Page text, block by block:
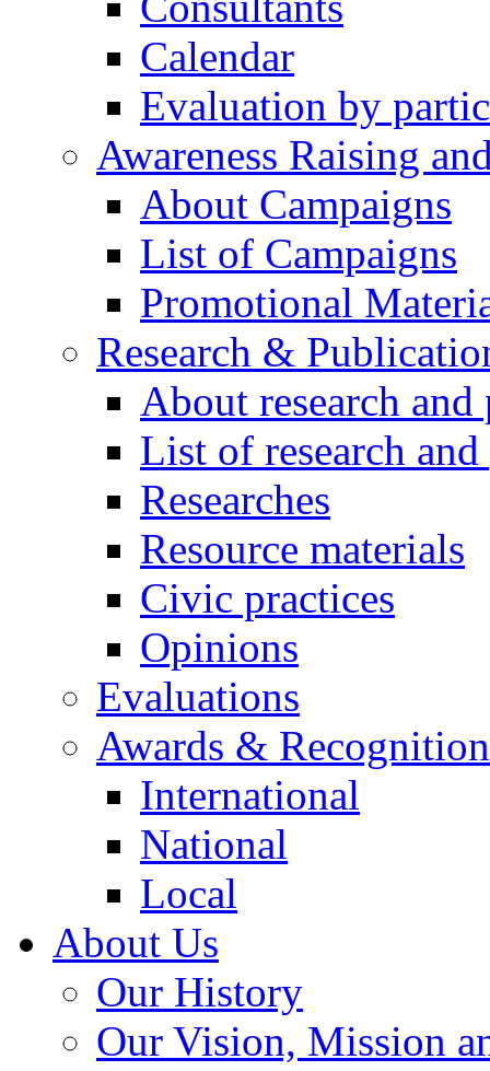
Calendar
Evaluation by
Awareness Raising
About Campaigns
List of Campaigns
Promotional
Research &
About research
List of research
Researches
Resource materials
Civic practices
Opinions
Evaluations
Awards &
International
National
Local
About Us
Our History
Our Vision, Mission